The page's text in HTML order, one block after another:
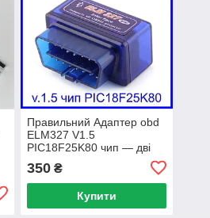
Правильний Адаптер obd
ELM327 V1.5
PIC18F25K80 чип — дві
повернення
350₴
Купити